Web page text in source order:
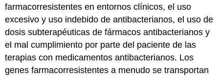
farmacorresistentes en entornos clínicos, el uso
excesivo y uso indebido de antibacterianos, el uso de
dosis subterapéuticas de fármacos antibacterianos y
el mal cumplimiento por parte del paciente de las
terapias con medicamentos antibacterianos. Los
genes farmacorresistentes a menudo se transportan